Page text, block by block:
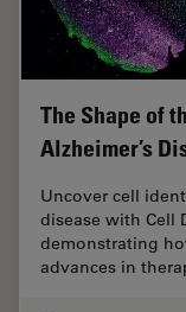
The Shape of
Alzheimer’s
Uncover cell
disease with Cell
demonstrating
advances in